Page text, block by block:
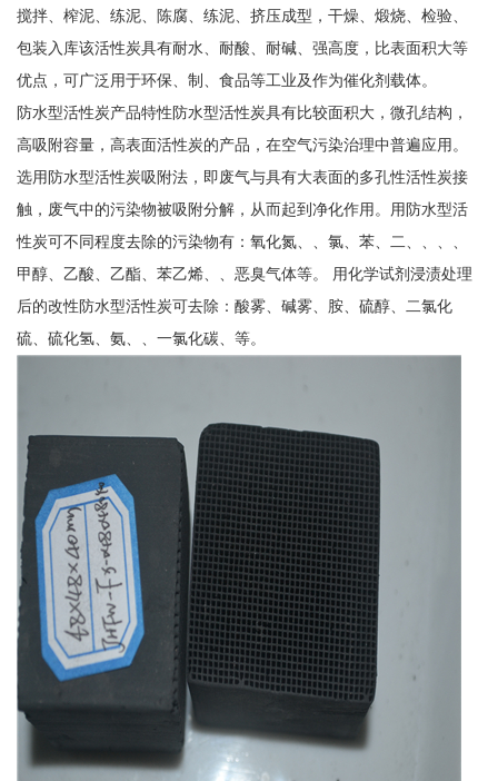
搅拌、榨泥、练泥、陈腐、练泥、挤压成型，干燥、煅烧、检验、
包装入库该活性炭具有耐水、耐酸、耐碱、强高度，比表面积大等
优点，可广泛用于环保、制、食品等工业及作为催化剂载体。
防水型活性炭产品特性防水型活性炭具有比较面积大，微孔结构，
高吸附容量，高表面活性炭的产品，在空气污染治理中普遍应用。
选用防水型活性炭吸附法，即废气与具有大表面的多孔性活性炭接
触，废气中的污染物被吸附分解，从而起到净化作用。用防水型活
性炭可不同程度去除的污染物有：氧化氮、、氯、苯、二、、、、
甲醇、乙酸、乙酯、苯乙烯、、恶臭气体等。 用化学试剂浸渍处理
后的改性防水型活性炭可去除：酸雾、碱雾、胺、硫醇、二氯化
硫、硫化氢、氨、、一氯化碳、等。